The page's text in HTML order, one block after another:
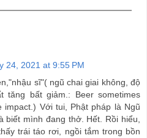
24, 2021 at 9:55 PM
sĩ"( ngũ chai giai không, độ
tăng bất giảm.: Beer sometimes
impact.) Với tui, Phật pháp là Ngũ
mình đang thở. Hết. Rồi hiểu,
trái táo rơi, ngồi tắm trong bồn